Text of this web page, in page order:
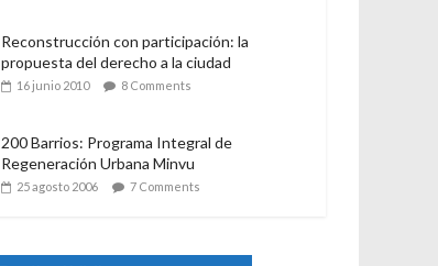
El Programa de Protección del Patrimonio
Familiar, del Ministerio de Vivienda y
Urbanismo. Algunas consideraciones a casi
28 diciembre 2007 11 Comments
Reconstrucción con participación: la